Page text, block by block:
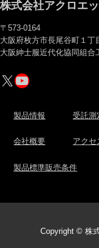
株式会社アクロエ
〒573-0164
大阪府枚方市長尾谷町１丁
大阪紳士服近代化協同組合
X YouTube
製品情報 受託測
会社概要 アクセ
製品標準販売条件
Copyright © 株